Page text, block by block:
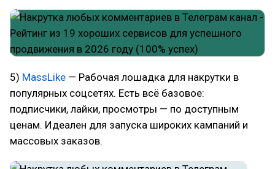
5) MassLike — Рабочая лошадка для накрутки в
популярных соцсетях. Есть всё базовое:
подписчики, лайки, просмотры — по доступным
ценам. Идеален для запуска широких кампаний и
массовых заказов.